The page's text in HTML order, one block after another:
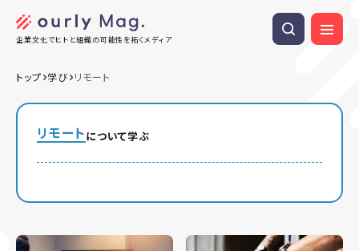
企業文化でヒトと組織の可能性を拓くメディア
トップ 学び リモート
リモートについて学ぶ